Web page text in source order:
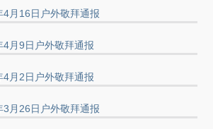
月16日户外敬拜通报
月9日户外敬拜通报
月2日户外敬拜通报
月26日户外敬拜通报